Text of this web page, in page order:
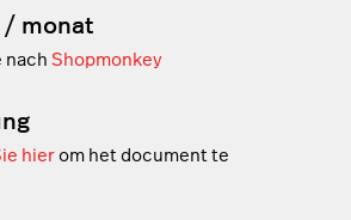
/ monat
nach Shopmonkey
hierom het document te